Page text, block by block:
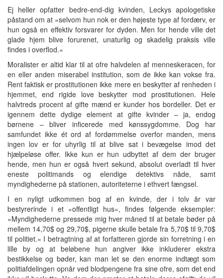
Ej heller opfatter bedre-end-dig kvinden, Leckys apologetiske
påstand om at »selvom hun nok er den højeste type af fordærv, er
hun også en effektiv forsvarer for dyden. Men for hende ville det
glade hjem blive forurenet, unaturlig og skadelig praksis ville
findes i overflod.«
Moralister er altid klar til at ofre halvdelen af menneskeracen, for
en eller anden miserabel institution, som de ikke kan vokse fra.
Rent faktisk er prostitutionen ikke mere en beskytter af renheden i
hjemmet, end rigide love beskytter mod prostitutionen. Hele
halvtreds procent af gifte mænd er kunder hos bordeller. Det er
igennem dette dydige element at gifte kvinder – ja, endog
børnene – bliver inficerede med kønssygdomme. Dog har
samfundet ikke ét ord af fordømmelse overfor manden, mens
ingen lov er for uhyrlig til at blive sat i bevægelse imod det
hjælpeløse offer. Ikke kun er hun udbyttet af dem der bruger
hende, men hun er også hvert sekund, absolut overladt til hver
eneste politimands og elendige detektivs nåde, samt
myndighederne på stationen, autoriteterne i ethvert fængsel.
I en nyligt udkommen bog af en kvinde, der i tolv år var
bestyrerinde i et »offentligt hus«, findes følgende eksempler:
»Myndighederne pressede mig hver måned til at betale bøder på
mellem 14,70$ og 29,70$, pigerne skulle betale fra 5,70$ til 9,70$
til politiet.« I betragtning af at forfatteren gjorde sin forretning i en
lille by og at beløbene hun angiver ikke inkluderer ekstra
bestikkelse og bøder, kan man let se den enorme indtægt som
politiafdelingen opnår ved blodpengene fra sine ofre, som det end